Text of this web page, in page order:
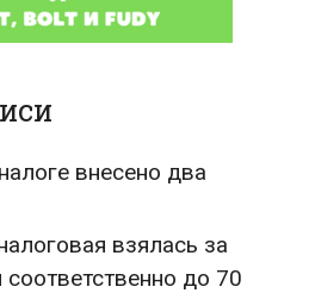
внесено два
взялась за
до 70